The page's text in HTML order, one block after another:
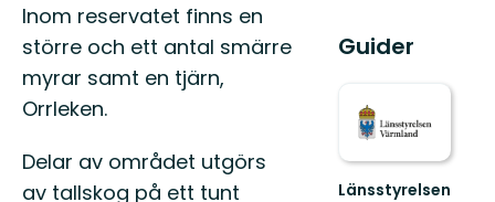
Inom reservatet finns en
större och ett antal smärre
myrar samt en tjärn,
Orrleken.
Delar av området utgörs
av tallskog på ett tunt
Guider
Länsstyrelsen